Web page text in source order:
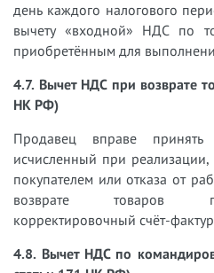
день каждого налогового
вычету «входной» НДС по
приобретённым для
4.7. Вычет НДС при возврате
НК РФ)
Продавец вправе
исчисленный при реализации,
покупателем или отказа от
возврате товаров
корректировочный счёт-
4.8. Вычет НДС по